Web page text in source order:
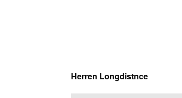
Herren Longdistnce